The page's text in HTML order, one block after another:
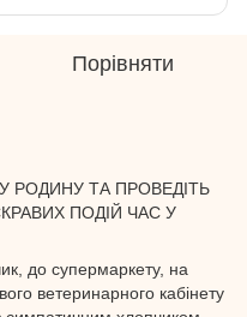
Порівняти
РОДИНУ ТА ПРОВЕДІТЬ
ПОДІЙ ЧАС У
до супермаркету, на
ветеринарного кабінету